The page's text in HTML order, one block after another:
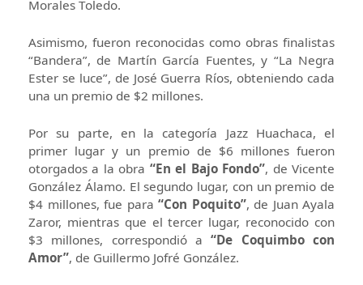
Morales Toledo.
Asimismo, fueron reconocidas como obras finalistas
“Bandera”, de Martín García Fuentes, y “La Negra
Ester se luce”, de José Guerra Ríos, obteniendo cada
una un premio de $2 millones.
Por su parte, en la categoría Jazz Huachaca, el
primer lugar y un premio de $6 millones fueron
otorgados a la obra “En el Bajo Fondo”, de Vicente
González Álamo. El segundo lugar, con un premio de
$4 millones, fue para “Con Poquito”, de Juan Ayala
Zaror, mientras que el tercer lugar, reconocido con
$3 millones, correspondió a“De Coquimbo con
Amor”, de Guillermo Jofré González.